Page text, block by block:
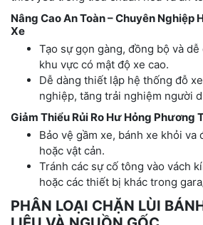
Nâng Cao An Toàn – Chuyên Nghiệp
Xe
Tạo sự gọn gàng, đồng bộ và
khu vực có mật độ xe cao.
Dễ dàng thiết lập hệ thống đỗ
nghiệp, tăng trải nghiệm người
Giảm Thiểu Rủi Ro Hư Hỏng Phương
Bảo vệ gầm xe, bánh xe khỏi va
hoặc vật cản.
Tránh các sự cố tông vào vách
hoặc các thiết bị khác trong
PHÂN LOẠI CHẶN LÙI